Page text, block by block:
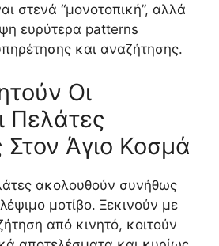
στενά “μονοτοπική”, αλλά
ευρύτερα patterns
και αναζήτησης.
Οι
Πελάτες
Στον Άγιο Κοσμά
ακολουθούν συνήθως
μοτίβο. Ξεκινούν με
από κινητό, κοιτούν